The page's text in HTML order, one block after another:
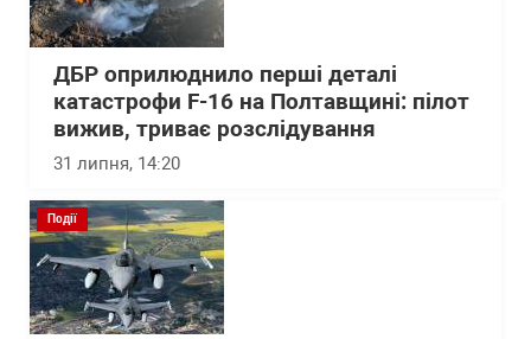
ДБР оприлюднило перші деталі
катастрофи F-16 на Полтавщині: пілот
вижив, триває розслідування
31 липня, 14:20
Події